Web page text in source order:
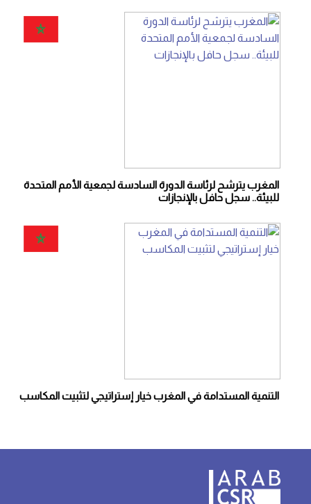
المغرب يترشح لرئاسة الدورة السادسة لجمعية الأمم المتحدة
للبيئة.. سجل حافل بالإنجازات
التنمية المستدامة في المغرب خيار إستراتيجي لتثبيت المكاسب